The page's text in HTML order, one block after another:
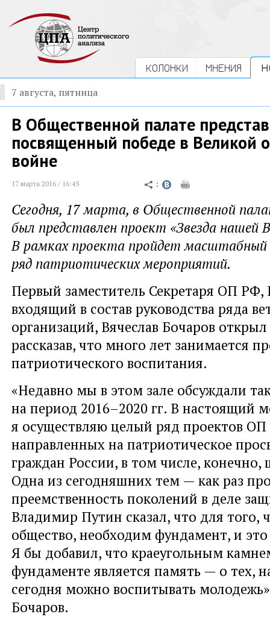
КОЛОНКИ МНЕНИЯ
7 августа, пятница
В Общественной палате
посвященный победе в Великой
войне
17 марта 2016 / 16:45
Сегодня, 17 марта, в Общественной
был представлен проект «Звезда нашей
В рамках проекта пройдет
ряд патриотических мероприятий.
Первый заместитель Секретаря ОП РФ,
входящий в состав руководства ряда
организаций, Вячеслав Бочаров
рассказав, что много лет занимается
патриотического воспитания.
«Недавно мы в этом зале обсуждали
на период 2016–2020 гг. В настоящий
я осуществляю целый ряд проектов
направленных на патриотическое
граждан России, в том числе, конечно,
Одна из сегодняшних тем — как раз
преемственность поколений в деле
Владимир Путин сказал, что для того,
общество, необходим фундамент, и
Я бы добавил, что краеугольным
фундаменте является память — о тех,
сегодня можно воспитывать
Бочаров.